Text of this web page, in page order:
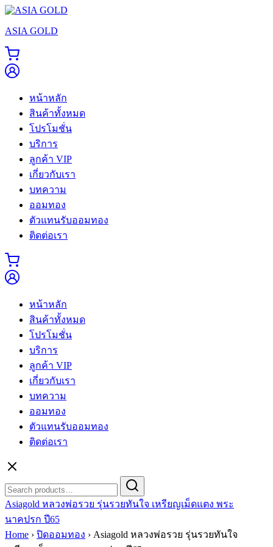
Skip
content
ASIA GOLD
หน้าหลัก
สินค้าทั้งหมด
โปรโมชั่น
บริการ
ลูกค้า VIP
เกี่ยวกับเรา
บทความ
ออมทอง
ตัวแทนรับออมทอง
ติดต่อเรา
หน้าหลัก
สินค้าทั้งหมด
โปรโมชั่น
บริการ
ลูกค้า VIP
เกี่ยวกับเรา
บทความ
ออมทอง
ตัวแทนรับออมทอง
ติดต่อเรา
for:
Asiagold หลวงพ่อรวย รุ่นรวยทันใจ เหรียญเม็ดแตง พระ
นาคปรก ปี65
Home › ปิดออมทอง › Asiagold หลวงพ่อรวย รุ่นรวยทันใจ